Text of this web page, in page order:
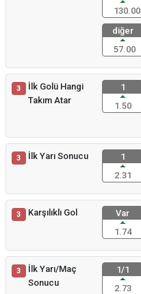
130.00
diğer
57.00
3
İlk Golü Hangi
Takım Atar
1
1.50
3 İlk Yarı Sonucu
1
2.31
3 Karşılıklı Gol
Var
1.74
3
İlk Yarı/Maç
Sonucu
1/1
2.73